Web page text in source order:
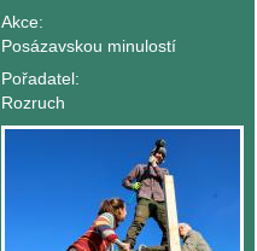
Akce:
Posázavskou minulostí
Pořadatel:
Rozruch